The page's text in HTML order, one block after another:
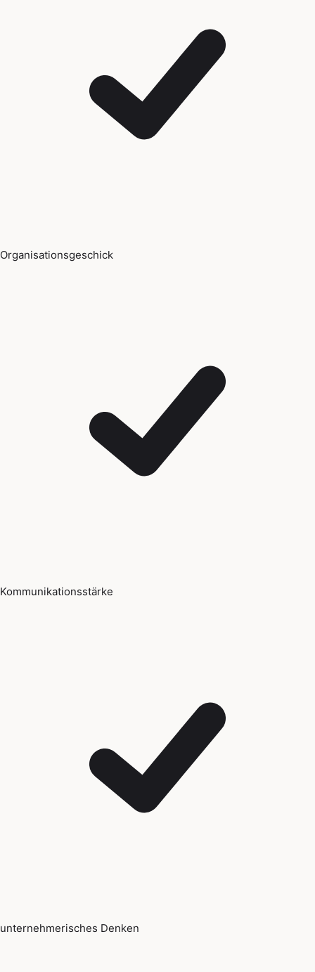
Organisationsgeschick
Kommunikationsstärke
unternehmerisches Denken